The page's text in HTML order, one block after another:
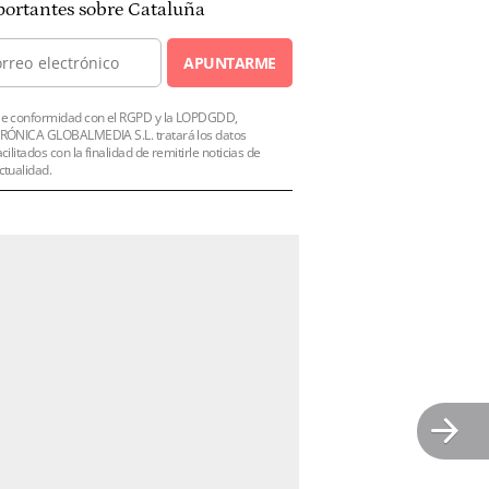
sobre Cataluña
APUNTARME
conformidad con el RGPD y la LOPDGDD,
GLOBALMEDIA S.L. tratará los datos
con la finalidad de remitirle noticias de